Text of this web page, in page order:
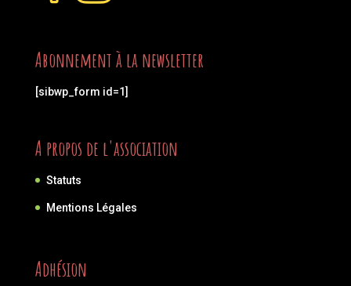
Abonnement à la newsletter
[sibwp_form id=1]
A propos de l'association
Statuts
Mentions Légales
Adhésion